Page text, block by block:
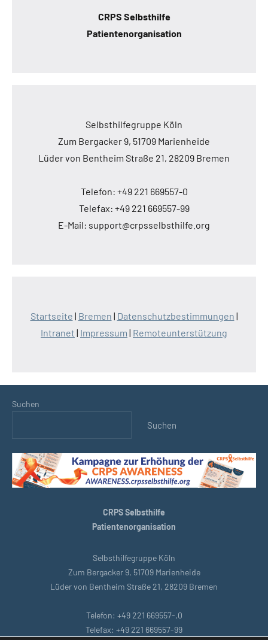
CRPS Selbsthilfe
Patientenorganisation
Selbsthilfegruppe Köln
Zum Bergacker 9, 51709 Marienheide
Lüder von Bentheim Straße 21, 28209 Bremen
Telefon: +49 221 669557-0
Telefax: +49 221 669557-99
E-Mail: support@crpsselbsthilfe.org
Startseite | Bremen | Datenschutzbestimmungen |
Intranet | Impressum | Remoteunterstützung
Suchen
Suchen
CRPS Selbsthilfe
Patientenorganisation
Selbsthilfegruppe Köln
Zum Bergacker 9, 51709 Marienheide
Lüder von Bentheim Straße 21, 28209 Bremen
Telefon: +49 221 669557-,0
Telefax: +49 221 669557-99